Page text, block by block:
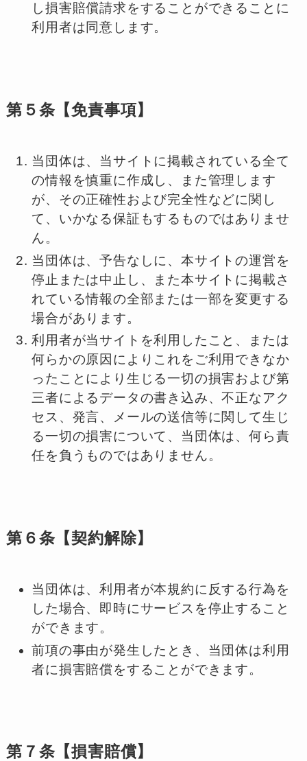
し損害賠償請求をすることができることに
利用者は同意します。
第５条【免責事項】
当団体は、当サイトに掲載されている全て
の情報を慎重に作成し、また管理します
が、その正確性および完全性などに関し
て、いかなる保証もするものではありませ
ん。
当団体は、予告なしに、本サイトの運営を
停止または中止し、また本サイトに掲載さ
れている情報の全部または一部を変更する
場合があります。
利用者が当サイトを利用したこと、または
何らかの原因によりこれをご利用できなか
ったことにより生じる一切の損害および第
三者によるデータの書き込み、不正なアク
セス、発言、メールの送信等に関して生じ
る一切の損害について、当団体は、何ら責
任を負うものではありません。
第６条【契約解除】
当団体は、利用者が本規約に反する行為を
した場合、即時にサービスを停止すること
ができます。
前項の事由が発生したとき、当団体は利用
者に損害賠償をすることができます。
第７条【損害賠償】